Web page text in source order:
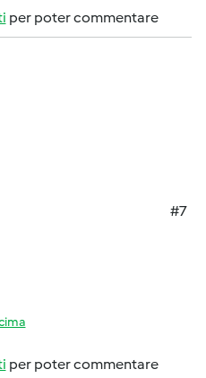
per poter commentare
#7
per poter commentare